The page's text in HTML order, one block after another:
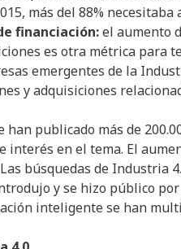
más del 88%
financiación:el aumento
es otra métrica para
emergentes de la
y adquisiciones
han publicado más de
interés en el tema. El
búsquedas de Industria
y se hizo público
inteligente se han